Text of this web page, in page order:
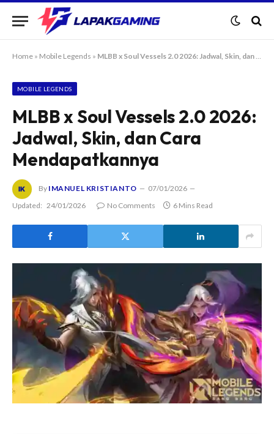
Home » Mobile Legends » MLBB x Soul Vessels 2.0 2026: Jadwal, Skin, dan Cara Mendapatkannya
MOBILE LEGENDS
MLBB x Soul Vessels 2.0 2026:
Jadwal, Skin, dan Cara
Mendapatkannya
By IMANUEL KRISTIANTO
07/01/2026
Updated: 24/01/2026 No Comments 6 Mins Read